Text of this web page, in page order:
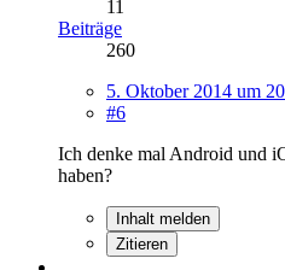
11
Beiträge
260
5. Oktober 2014 um
#6
Ich denke mal Android und
haben?
Inhalt melden
Zitieren